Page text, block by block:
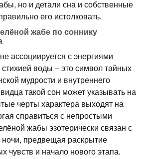
но и детали сна и собственные
его истолковать.
жабе по соннику
ассоциируется с энергиями
воды – это символ тайных
мудрости и внутреннего
такой сон может указывать на
черты характера выходят на
справиться с непростыми
жабы эзотерически связан с
ночи, предвещая раскрытие
чувств и начало нового этапа.